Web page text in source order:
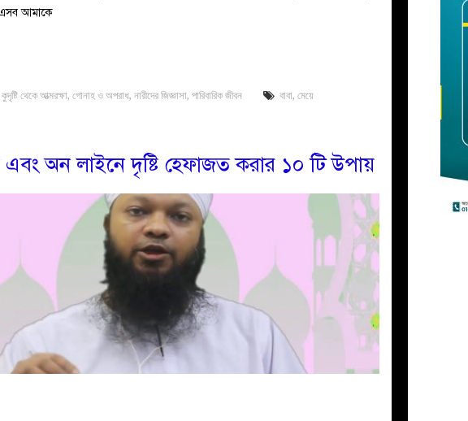
আমাকে
কুদৃষ্টি থেকে আত্মরক্ষা,গোনাহ ও অপরাধ,নারীদের জিজ্ঞাসা,পারিবারিক জীবন বাবা,মেয়ে
অন লাইনে দৃষ্টি হেফাজত করার ১০ টি উপায়